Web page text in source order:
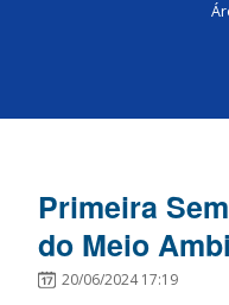
Primeira
do Meio
20/06/2024 17:19